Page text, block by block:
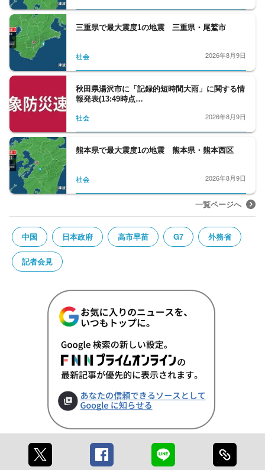
三重県で最大震度1の地震 三重県・尾鷲市
社会 2026年8月9日
秋田県湯沢市に「記録的短時間大雨」に関する情
報発表(13:49時点…
社会 2026年8月9日
熊本県で最大震度1の地震 熊本県・熊本西区
社会 2026年8月9日
一覧ページへ
中国 日本政府 高市早苗 G7 外務省
記者会見